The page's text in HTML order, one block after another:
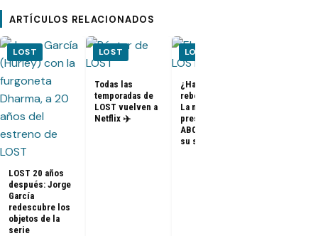
ARTÍCULOS RELACIONADOS
LOST
LOST 20 años
después: Jorge
García
redescubre los
objetos de la
serie
LOST
Todas las
temporadas de
LOST vuelven a
Netflix ✈️
LOST
¿Habrá un
reboot de Lost?
La nueva
presidenta de
ABC dice que es
su sueño